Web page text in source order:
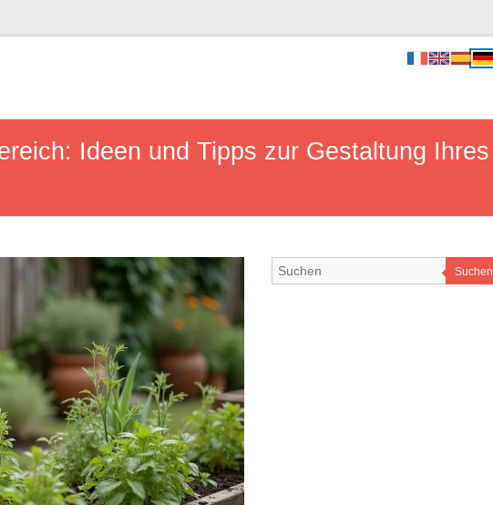
Ideen und Tipps zur Gestaltung Ihres
Suchen